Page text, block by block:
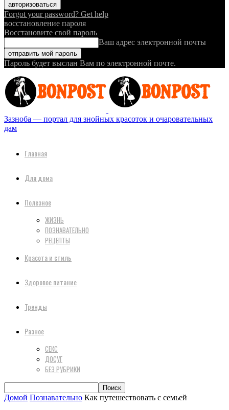
Forgot your password? Get help
восстановление пароля
Восстановите свой пароль
Ваш адрес электронной почты
Пароль будет выслан Вам по электронной почте.
Зазноба — портал для знойных красоток и очаровательных
дам
Главная
Для дома
Полезное
ЖИЗНЬ
ПОЗНАВАТЕЛЬНО
РЕЦЕПТЫ
Красота и стиль
Здоровое питание
Тренды
Разное
СЕКС
ДОСУГ
БЕЗ РУБРИКИ
Домой Познавательно Как путешествовать с семьей